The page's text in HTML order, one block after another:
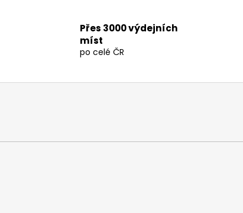
Přes 3000 výdejních
míst
po celé ČR